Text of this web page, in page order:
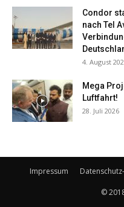
Condor
nach Tel
4. August
Mega
Luftfahrt!
28. Juli 2026
Impressum
©